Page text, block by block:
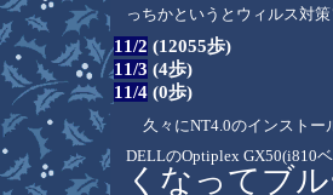
っちかというとウィルス対
11/2 (12055歩)
11/3 (4歩)
11/4 (0歩)
久々にNT4.0のインストー
DELLのOptiplex GX50(i810
くなってブ